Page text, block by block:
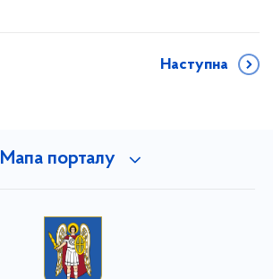
Наступна
Мапа порталу